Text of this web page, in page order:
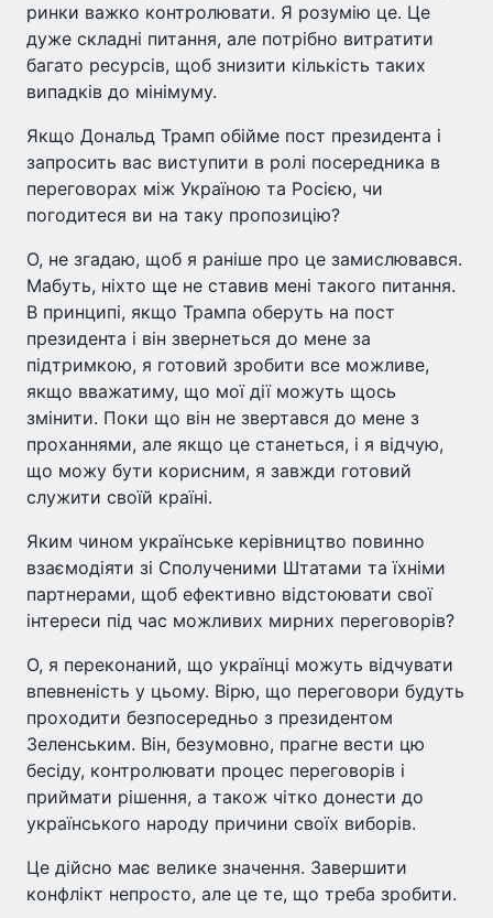
ринки важко контролювати. Я розумію це. Це
дуже складні питання, але потрібно витратити
багато ресурсів, щоб знизити кількість таких
випадків до мінімуму.
Якщо Дональд Трамп обійме пост президента і
запросить вас виступити в ролі посередника в
переговорах між Україною та Росією, чи
погодитеся ви на таку пропозицію?
О, не згадаю, щоб я раніше про це замислювався.
Мабуть, ніхто ще не ставив мені такого питання.
В принципі, якщо Трампа оберуть на пост
президента і він звернеться до мене за
підтримкою, я готовий зробити все можливе,
якщо вважатиму, що мої дії можуть щось
змінити. Поки що він не звертався до мене з
проханнями, але якщо це станеться, і я відчую,
що можу бути корисним, я завжди готовий
служити своїй країні.
Яким чином українське керівництво повинно
взаємодіяти зі Сполученими Штатами та їхніми
партнерами, щоб ефективно відстоювати свої
інтереси під час можливих мирних переговорів?
О, я переконаний, що українці можуть відчувати
впевненість у цьому. Вірю, що переговори будуть
проходити безпосередньо з президентом
Зеленським. Він, безумовно, прагне вести цю
бесіду, контролювати процес переговорів і
приймати рішення, а також чітко донести до
українського народу причини своїх виборів.
Це дійсно має велике значення. Завершити
конфлікт непросто, але це те, що треба зробити.